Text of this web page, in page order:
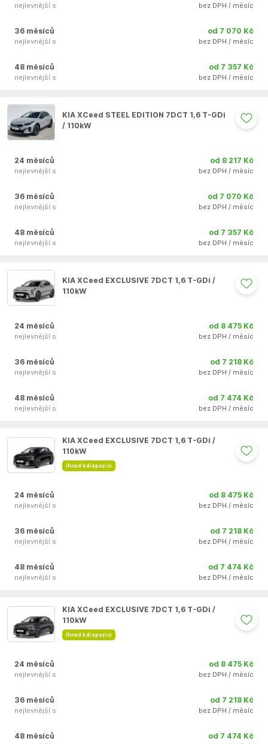
nejlevnější s bez DPH / měsíc
36 měsíců
nejlevnější s
od 7 070 Kč
bez DPH / měsíc
48 měsíců
nejlevnější s
od 7 357 Kč
bez DPH / měsíc
KIA XCeed STEEL EDITION 7DCT 1,6 T-GDi
/ 110kW
24 měsíců
nejlevnější s
od 8 217 Kč
bez DPH / měsíc
36 měsíců
nejlevnější s
od 7 070 Kč
bez DPH / měsíc
48 měsíců
nejlevnější s
od 7 357 Kč
bez DPH / měsíc
KIA XCeed EXCLUSIVE 7DCT 1,6 T-GDi /
110kW
24 měsíců
nejlevnější s
od 8 475 Kč
bez DPH / měsíc
36 měsíců
nejlevnější s
od 7 218 Kč
bez DPH / měsíc
48 měsíců
nejlevnější s
od 7 474 Kč
bez DPH / měsíc
KIA XCeed EXCLUSIVE 7DCT 1,6 T-GDi /
110kW
Ihned k dispozici
24 měsíců
nejlevnější s
od 8 475 Kč
bez DPH / měsíc
36 měsíců
nejlevnější s
od 7 218 Kč
bez DPH / měsíc
48 měsíců
nejlevnější s
od 7 474 Kč
bez DPH / měsíc
KIA XCeed EXCLUSIVE 7DCT 1,6 T-GDi /
110kW
Ihned k dispozici
24 měsíců
nejlevnější s
od 8 475 Kč
bez DPH / měsíc
36 měsíců
nejlevnější s
od 7 218 Kč
bez DPH / měsíc
48 měsíců od 7 474 Kč